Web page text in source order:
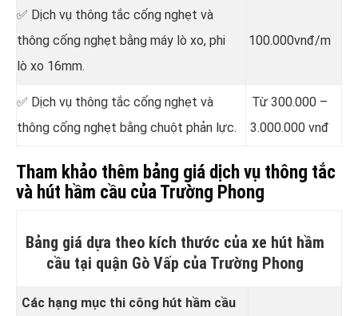
✅ Dịch vụ thông tắc cống nghẹt và
thông cống nghẹt bằng máy lò xo, phi
lò xo 16mm.
100.000vnđ/m
✅ Dịch vụ thông tắc cống nghẹt và
thông cống nghẹt bằng chuột phản lực.
Từ 300.000 –
3.000.000 vnđ
Tham khảo thêm bảng giá dịch vụ thông tắc
và hút hầm cầu của Trường Phong
Bảng giá dựa theo kích thước của xe hút hầm
cầu tại quận Gò Vấp của Trường Phong
Các hạng mục thi công hút hầm cầu